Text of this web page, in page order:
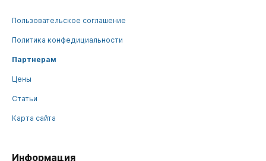
Пользовательское соглашение
Политика конфедициальности
Партнерам
Цены
Статьи
Карта сайта
Информация